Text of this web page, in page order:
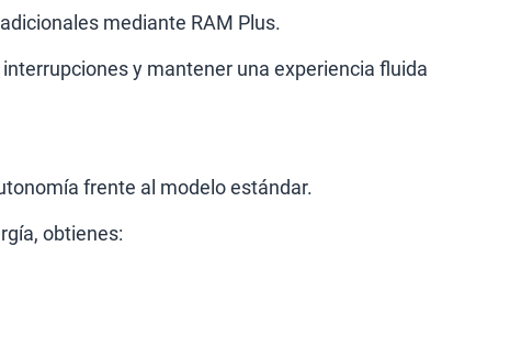
mediante RAM Plus.
y mantener una experiencia fluida
frente al modelo estándar.
obtienes: